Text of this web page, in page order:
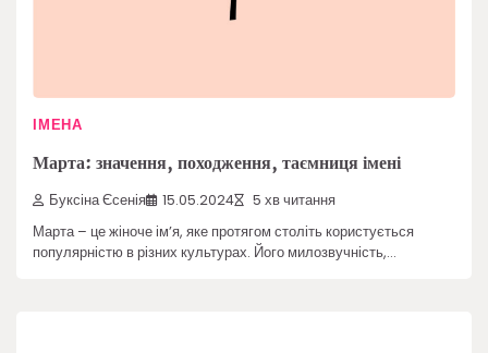
ІМЕНА
Марта: значення, походження, таємниця імені
Буксіна Єсенія 15.05.2024 5 хв читання
Марта – це жіноче ім’я, яке протягом століть користується
популярністю в різних культурах. Його милозвучність,…